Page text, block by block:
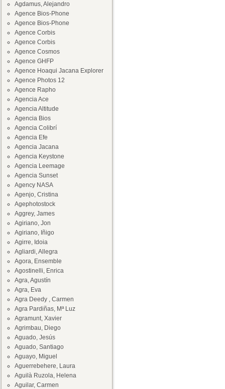
Agdamus, Alejandro
Agence Bios-Phone
Agence Bios-Phone
Agence Corbis
Agence Corbis
Agence Cosmos
Agence GHFP
Agence Hoaqui Jacana Explorer
Agence Photos 12
Agence Rapho
Agencia Ace
Agencia Altitude
Agencia Bios
Agencia Colibrí
Agencia Efe
Agencia Jacana
Agencia Keystone
Agencia Leemage
Agencia Sunset
Agency NASA
Agenjo, Cristina
Agephotostock
Aggrey, James
Agiriano, Jon
Agiriano, Iñigo
Agirre, Idoia
Agliardi, Allegra
Agora, Ensemble
Agostinelli, Enrica
Agra, Agustín
Agra, Eva
Agra Deedy , Carmen
Agra Pardiñas, Mª Luz
Agramunt, Xavier
Agrimbau, Diego
Aguado, Jesús
Aguado, Santiago
Aguayo, Miguel
Aguerrebehere, Laura
Aguilà Ruzola, Helena
Aguilar, Carmen